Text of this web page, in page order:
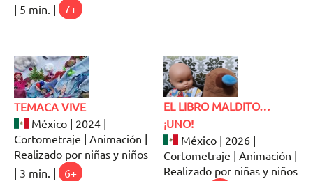
| 5 min. |
7+
TEMACA VIVE
México | 2024 |
Cortometraje | Animación |
Realizado por niñas y niños
| 3 min. |
6+
EL LIBRO MALDITO…
¡UNO!
México | 2026 |
Cortometraje | Animación |
Realizado por niñas y niños